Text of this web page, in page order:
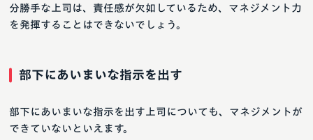
分勝手な上司は、責任感が欠如しているため、マネジメント力
を発揮することはできないでしょう。
部下にあいまいな指示を出す
部下にあいまいな指示を出す上司についても、マネジメントが
できていないといえます。